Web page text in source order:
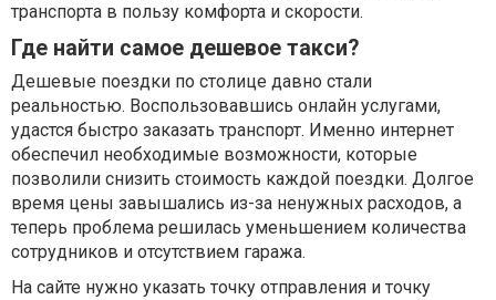
транспорта в пользу комфорта и скорости.
Где найти самое дешевое такси?
Дешевые поездки по столице давно стали
реальностью. Воспользовавшись онлайн услугами,
удастся быстро заказать транспорт. Именно интернет
обеспечил необходимые возможности, которые
позволили снизить стоимость каждой поездки. Долгое
время цены завышались из-за ненужных расходов, а
теперь проблема решилась уменьшением количества
сотрудников и отсутствием гаража.
На сайте нужно указать точку отправления и точку